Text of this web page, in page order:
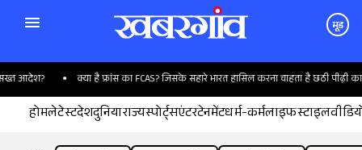
मूड
आदेश? क्या है फ्रांस का FCAS? जिसके सहारे भारत हासिल करना चाहता है छठी पीढ़ी का
होमलेटेस्टदेशदुनियाराज्यस्पोर्ट्सएंटरटेनमेंटधर्म-कर्मलाइफस्टाइल